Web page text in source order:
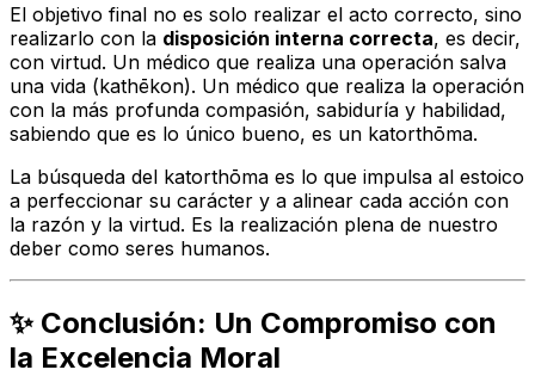
El objetivo final no es solo realizar el acto correcto, sino
realizarlo con la disposición interna correcta, es decir,
con virtud. Un médico que realiza una operación salva
una vida (kathēkon). Un médico que realiza la operación
con la más profunda compasión, sabiduría y habilidad,
sabiendo que es lo único bueno, es un katorthōma.
La búsqueda del katorthōma es lo que impulsa al estoico
a perfeccionar su carácter y a alinear cada acción con
la razón y la virtud. Es la realización plena de nuestro
deber como seres humanos.
✨ Conclusión: Un Compromiso con
la Excelencia Moral